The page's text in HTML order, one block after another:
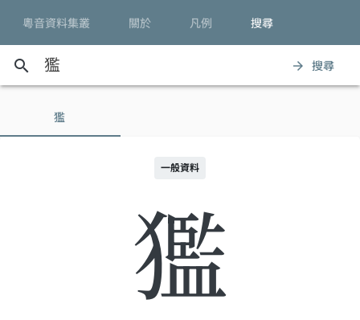
粵音資料集叢 關於 凡例 搜尋
search arrow_forward 搜尋
㺝
一般資料
㺝